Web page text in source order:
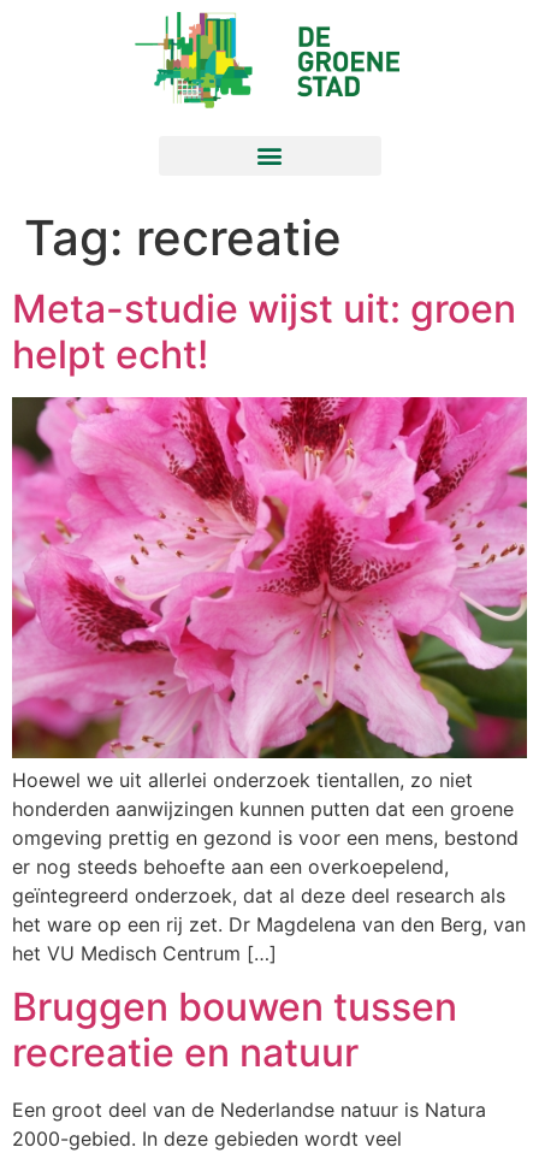
Tag: recreatie
Meta-studie wijst uit: groen
helpt echt!
Hoewel we uit allerlei onderzoek tientallen, zo niet
honderden aanwijzingen kunnen putten dat een groene
omgeving prettig en gezond is voor een mens, bestond
er nog steeds behoefte aan een overkoepelend,
geïntegreerd onderzoek, dat al deze deel research als
het ware op een rij zet. Dr Magdelena van den Berg, van
het VU Medisch Centrum […]
Bruggen bouwen tussen
recreatie en natuur
Een groot deel van de Nederlandse natuur is Natura
2000-gebied. In deze gebieden wordt veel